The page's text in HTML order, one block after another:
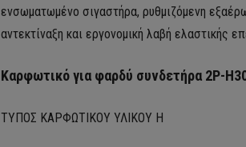
ενσωματωμένο σιγαστήρα, ρυθμιζόμενη
αντεκτίναξη και εργονομική λαβή ελαστικής
Καρφωτικό για φαρδύ συνδετήρα 2P-
ΤΥΠΟΣ ΚΑΡΦΩΤΙΚΟΥ ΥΛΙΚΟΥ H